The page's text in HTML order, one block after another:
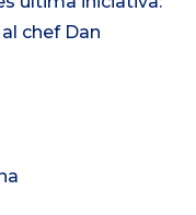
chef Dan